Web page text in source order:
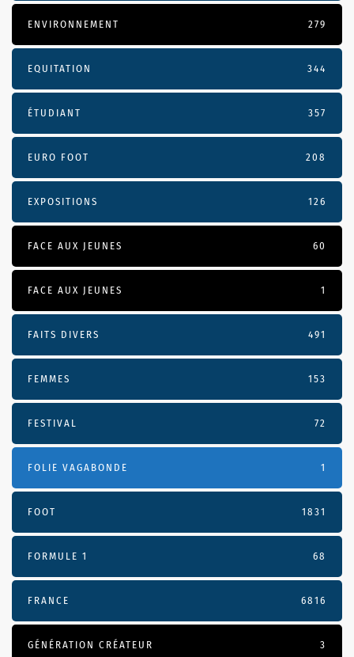
ENVIRONNEMENT 279
EQUITATION 344
ÉTUDIANT 357
EURO FOOT 208
EXPOSITIONS 126
FACE AUX JEUNES 60
FACE AUX JEUNES 1
FAITS DIVERS 491
FEMMES 153
FESTIVAL 72
FOLIE VAGABONDE 1
FOOT 1831
FORMULE 1 68
FRANCE 6816
GÉNÉRATION CRÉATEUR 3